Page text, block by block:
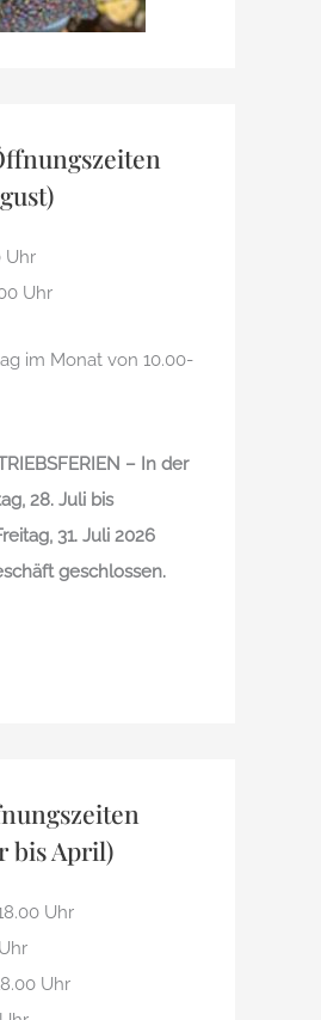
Uhr
Uhr
im Monat von 10.00-
– In der
28. Juli bis
31. Juli 2026
geschlossen.
bis April)
Uhr
Uhr